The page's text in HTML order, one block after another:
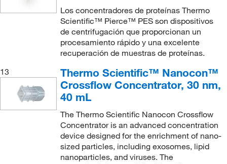
Los concentradores de proteínas Thermo
Scientific™ Pierce™ PES son dispositivos
de centrifugación que proporcionan un
procesamiento rápido y una excelente
recuperación de muestras de proteínas.
13
Thermo Scientific™ Nanocon™
Crossflow Concentrator, 30 nm,
40 mL
The Thermo Scientific Nanocon Crossflow
Concentrator is an advanced concentration
device designed for the enrichment of nano-
sized particles, including exosomes, lipid
nanoparticles, and viruses. The